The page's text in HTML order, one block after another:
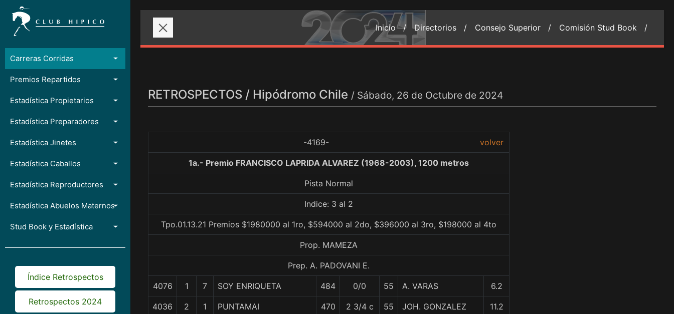
Carreras Corridas
Premios Repartidos
Estadística Propietarios
Estadística Preparadores
Estadística Jinetes
Estadística Caballos
Estadística Reproductores
Estadística Abuelos Maternos
Stud Book y Estadística
Índice Retrospectos
Retrospectos 2024
Inicio / Directorios / Consejo Superior / Comisión Stud Book /
RETROSPECTOS / Hipódromo Chile / Sábado, 26 de Octubre de 2024
-4169- volver
1a.- Premio FRANCISCO LAPRIDA ALVAREZ (1968-2003), 1200 metros
Pista Normal
Indice: 3 al 2
Tpo.01.13.21 Premios $1980000 al 1ro, $594000 al 2do, $396000 al 3ro, $198000 al 4to
Prop. MAMEZA
Prep. A. PADOVANI E.
4076 1 7 SOY ENRIQUETA 484 0/0 55 A. VARAS 6.2
4036 2 1 PUNTAMAI 470 2 3/4 c 55 JOH. GONZALEZ 11.2